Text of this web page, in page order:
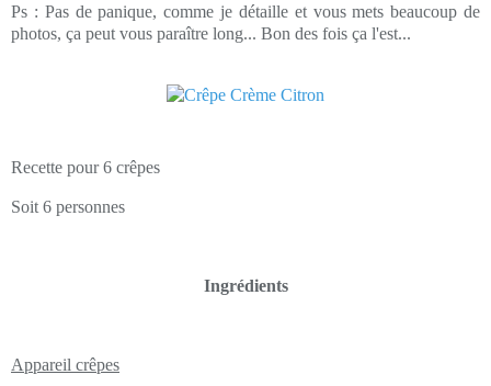
Ps : Pas de panique, comme je détaille et vous mets beaucoup de
photos, ça peut vous paraître long... Bon des fois ça l'est...
Recette pour 6 crêpes
Soit 6 personnes
Ingrédients
Appareil crêpes